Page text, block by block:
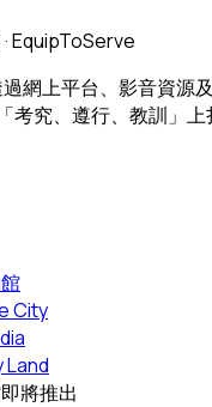
EquipToServe
網上平台、影音資源
考究、遵行、教訓」上
City
Land
即將推出